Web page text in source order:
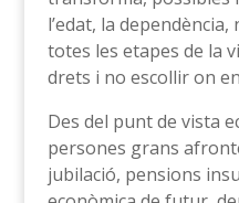
l’edat, la
totes les etapes de la
drets i no escollir on
Des del punt de vista
persones grans
jubilació, pensions